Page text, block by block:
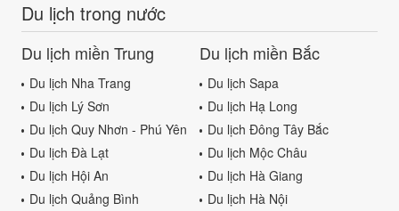
Du lịch trong nước
Du lịch miền Trung
Du lịch Nha Trang
Du lịch Lý Sơn
Du lịch Quy Nhơn - Phú Yên
Du lịch Đà Lạt
Du lịch Hội An
Du lịch Quảng Bình
Du lịch miền Bắc
Du lịch Sapa
Du lịch Hạ Long
Du lịch Đông Tây Bắc
Du lịch Mộc Châu
Du lịch Hà Giang
Du lịch Hà Nội